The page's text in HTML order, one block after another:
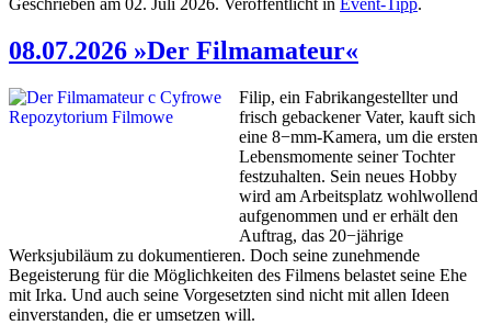
Geschrieben am 02. Juli 2026. Veröffentlicht in Event-Tipp.
08.07.2026 »Der Filmamateur«
Filip, ein Fabrikangestellter und
frisch gebackener Vater, kauft sich
eine 8−mm-Kamera, um die ersten
Lebensmomente seiner Tochter
festzuhalten. Sein neues Hobby
wird am Arbeitsplatz wohlwollend
aufgenommen und er erhält den
Auftrag, das 20−jährige
Werksjubiläum zu dokumentieren. Doch seine zunehmende
Begeisterung für die Möglichkeiten des Filmens belastet seine Ehe
mit Irka. Und auch seine Vorgesetzten sind nicht mit allen Ideen
einverstanden, die er umsetzen will.